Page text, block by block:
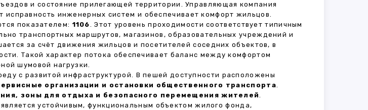
и состояние прилегающей территории. Управляющая компания
инженерных систем и обеспечивает комфорт жильцов.
показателем: 1106. Этот уровень проходимости соответствует типичным
транспортных маршрутов, магазинов, образовательных учреждений и
за счёт движения жильцов и посетителей соседних объектов, в
Такой характер потока обеспечивает баланс между комфортом
шумовой нагрузки.
с развитой инфраструктурой. В пешей доступности расположены
организации и остановки общественного транспорта.
зоны для отдыха и безопасного перемещения жителей.
является устойчивым, функциональным объектом жилого фонда,